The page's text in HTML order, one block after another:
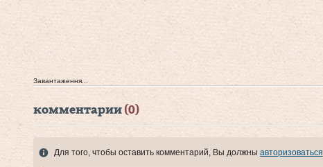
Завантаження...
комментарии (0)
Для того, чтобы оставить комментарий, Вы должны авторизоваться